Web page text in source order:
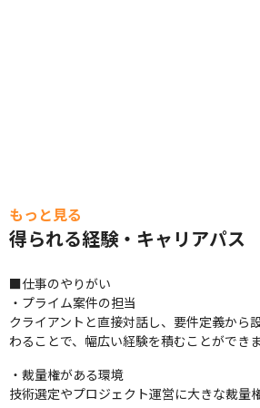
もっと見る
得られる経験・キャリアパス
■仕事のやりがい
・プライム案件の担当
クライアントと直接対話し、要件定義から
わることで、幅広い経験を積むことができ
・裁量権がある環境
技術選定やプロジェクト運営に大きな裁量